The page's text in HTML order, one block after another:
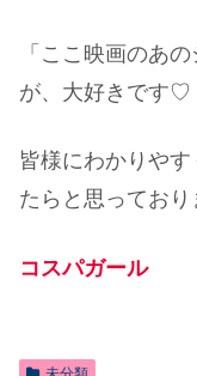
「ここ映画のあ
が、大好きです♡
皆様にわかりや
たらと思ってお
コスパガール